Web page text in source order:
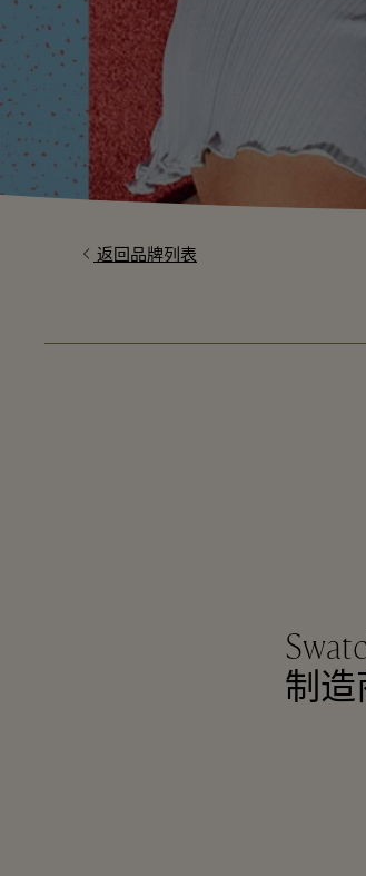
返回品牌列表
制